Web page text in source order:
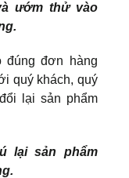
ướm thử vào
đúng đơn hàng
quý khách, quý
lại sản phẩm
lại sản phẩm